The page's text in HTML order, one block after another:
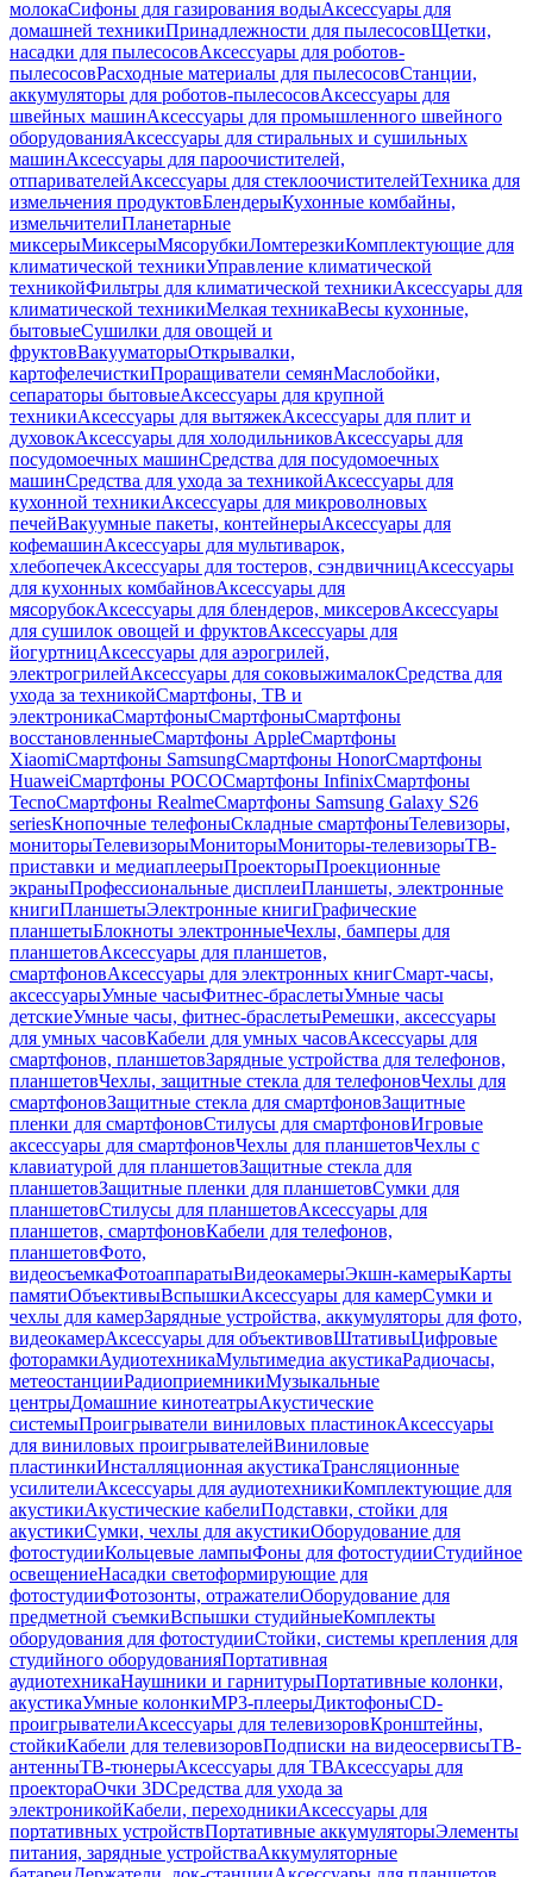
молокаСифоны для газирования водыАксессуары для
домашней техникиПринадлежности для пылесосовЩетки,
насадки для пылесосовАксессуары для роботов-
пылесосовРасходные материалы для пылесосовСтанции,
аккумуляторы для роботов-пылесосовАксессуары для
швейных машинАксессуары для промышленного швейного
оборудованияАксессуары для стиральных и сушильных
машинАксессуары для пароочистителей,
отпаривателейАксессуары для стеклоочистителейТехника для
измельчения продуктовБлендерыКухонные комбайны,
измельчителиПланетарные
миксерыМиксерыМясорубкиЛомтерезкиКомплектующие для
климатической техникиУправление климатической
техникойФильтры для климатической техникиАксессуары для
климатической техникиМелкая техникаВесы кухонные,
бытовыеСушилки для овощей и
фруктовВакууматорыОткрывалки,
картофелечисткиПроращиватели семянМаслобойки,
сепараторы бытовыеАксессуары для крупной
техникиАксессуары для вытяжекАксессуары для плит и
духовокАксессуары для холодильниковАксессуары для
посудомоечных машинСредства для посудомоечных
машинСредства для ухода за техникойАксессуары для
кухонной техникиАксессуары для микроволновых
печейВакуумные пакеты, контейнерыАксессуары для
кофемашинАксессуары для мультиварок,
хлебопечекАксессуары для тостеров, сэндвичницАксессуары
для кухонных комбайновАксессуары для
мясорубокАксессуары для блендеров, миксеровАксессуары
для сушилок овощей и фруктовАксессуары для
йогуртницАксессуары для аэрогрилей,
электрогрилейАксессуары для соковыжималокСредства для
ухода за техникойСмартфоны, ТВ и
электроникаСмартфоныСмартфоныСмартфоны
восстановленныеСмартфоны AppleСмартфоны
XiaomiСмартфоны SamsungСмартфоны HonorСмартфоны
HuaweiСмартфоны POCOСмартфоны InfinixСмартфоны
TecnoСмартфоны RealmeСмартфоны Samsung Galaxy S26
seriesКнопочные телефоныСкладные смартфоныТелевизоры,
мониторыТелевизорыМониторыМониторы-телевизорыТВ-
приставки и медиаплеерыПроекторыПроекционные
экраныПрофессиональные дисплеиПланшеты, электронные
книгиПланшетыЭлектронные книгиГрафические
планшетыБлокноты электронныеЧехлы, бамперы для
планшетовАксессуары для планшетов,
смартфоновАксессуары для электронных книгСмарт-часы,
аксессуарыУмные часыФитнес-браслетыУмные часы
детскиеУмные часы, фитнес-браслетыРемешки, аксессуары
для умных часовКабели для умных часовАксессуары для
смартфонов, планшетовЗарядные устройства для телефонов,
планшетовЧехлы, защитные стекла для телефоновЧехлы для
смартфоновЗащитные стекла для смартфоновЗащитные
пленки для смартфоновСтилусы для смартфоновИгровые
аксессуары для смартфоновЧехлы для планшетовЧехлы с
клавиатурой для планшетовЗащитные стекла для
планшетовЗащитные пленки для планшетовСумки для
планшетовСтилусы для планшетовАксессуары для
планшетов, смартфоновКабели для телефонов,
планшетовФото,
видеосъемкаФотоаппаратыВидеокамерыЭкшн-камерыКарты
памятиОбъективыВспышкиАксессуары для камерСумки и
чехлы для камерЗарядные устройства, аккумуляторы для фото,
видеокамерАксессуары для объективовШтативыЦифровые
фоторамкиАудиотехникаМультимедиа акустикаРадиочасы,
метеостанцииРадиоприемникиМузыкальные
центрыДомашние кинотеатрыАкустические
системыПроигрыватели виниловых пластинокАксессуары
для виниловых проигрывателейВиниловые
пластинкиИнсталляционная акустикаТрансляционные
усилителиАксессуары для аудиотехникиКомплектующие для
акустикиАкустические кабелиПодставки, стойки для
акустикиСумки, чехлы для акустикиОборудование для
фотостудииКольцевые лампыФоны для фотостудииСтудийное
освещениеНасадки светоформирующие для
фотостудииФотозонты, отражателиОборудование для
предметной съемкиВспышки студийныеКомплекты
оборудования для фотостудииСтойки, системы крепления для
студийного оборудованияПортативная
аудиотехникаНаушники и гарнитурыПортативные колонки,
акустикаУмные колонкиMP3-плеерыДиктофоныCD-
проигрывателиАксессуары для телевизоровКронштейны,
стойкиКабели для телевизоровПодписки на видеосервисыТВ-
антенныТВ-тюнерыАксессуары для ТВАксессуары для
проектораОчки 3DСредства для ухода за
электроникойКабели, переходникиАксессуары для
портативных устройствПортативные аккумуляторыЭлементы
питания, зарядные устройстваАккумуляторные